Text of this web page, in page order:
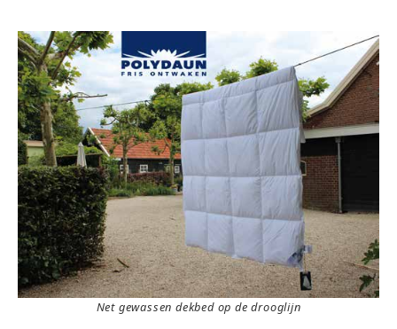
Net gewassen dekbed op de drooglijn